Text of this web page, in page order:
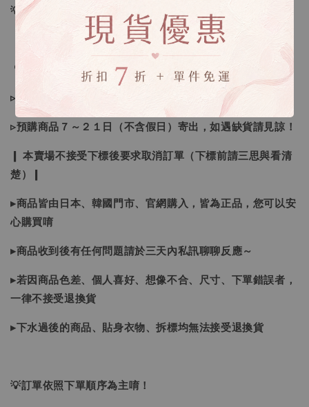
💡訂單依照下單順序為主唷！
🔍IG搜尋：Sevenjewelry.co
▹現貨商品１～３日內寄出
▹預購商品７～２１日（不含假日）寄出，如遇缺貨請見諒！
❙ 本賣場不接受下標後要求取消訂單（下標前請三思與看清
楚）❙
▸商品皆由日本、韓國門市、官網購入，皆為正品，您可以安
心購買唷
▸商品收到後有任何問題請於三天內私訊聊聊反應～
▸若因商品色差、個人喜好、想像不合、尺寸、下單錯誤者，
一律不接受退換貨
▸下水過後的商品、貼身衣物、拆標均無法接受退換貨
💡訂單依照下單順序為主唷！